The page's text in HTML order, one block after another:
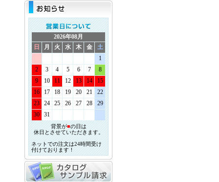
2026年08月
日
月 火 水 木 金
土
1
2
3 4 5 6 7
8
9
10 11 12 13 14
15
16
17 18 19 20 21
22
23
24 25 26 27 28
29
30
31
背景が■の日は
休日とさせていただきます。
ネットでの注文は24時間受け
付けております！